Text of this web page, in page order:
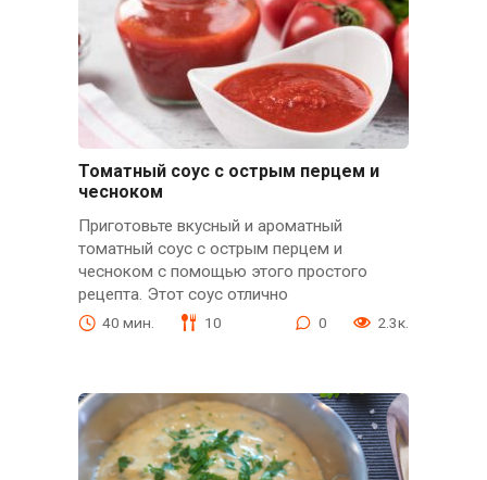
Томатный соус с острым перцем и
чесноком
Приготовьте вкусный и ароматный
томатный соус с острым перцем и
чесноком с помощью этого простого
рецепта. Этот соус отлично
40 мин. 10 0 2.3к.